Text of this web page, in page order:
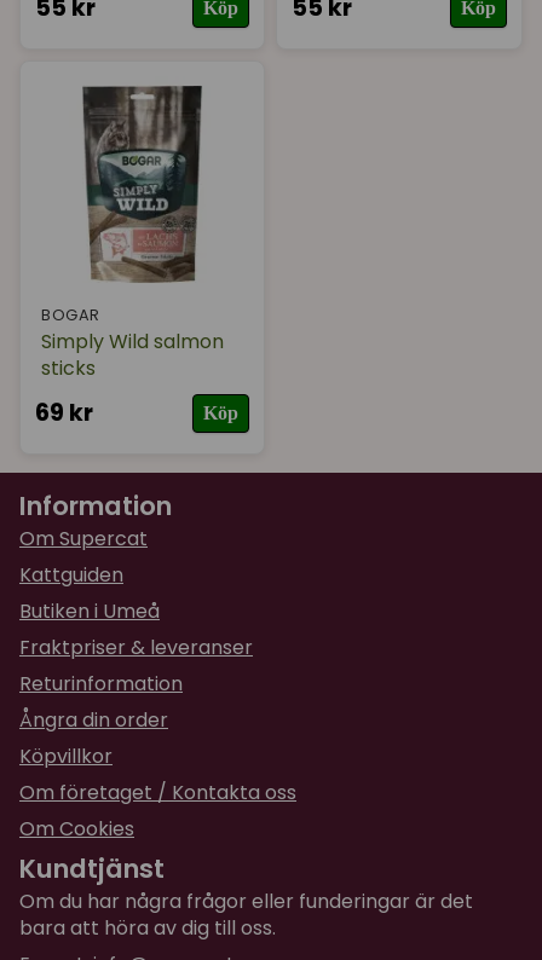
55 kr Köp 55 kr Köp
BOGAR
Simply Wild salmon
sticks
69 kr Köp
Information
Om Supercat
Kattguiden
Butiken i Umeå
Fraktpriser & leveranser
Returinformation
Ångra din order
Köpvillkor
Om företaget / Kontakta oss
Om Cookies
Kundtjänst
Om du har några frågor eller funderingar är det
bara att höra av dig till oss.